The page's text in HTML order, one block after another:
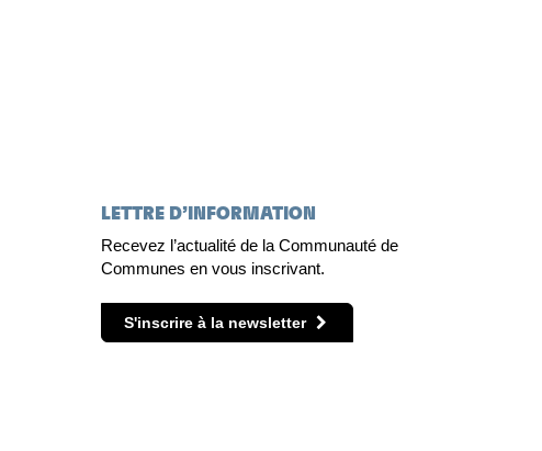
LETTRE D’INFORMATION
Recevez l’actualité de la Communauté de
Communes en vous inscrivant.
S'inscrire à la newsletter